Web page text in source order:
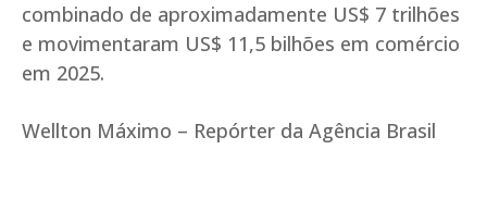
combinado de aproximadamente US$ 7 trilhões
e movimentaram US$ 11,5 bilhões em comércio
em 2025.
Wellton Máximo – Repórter da Agência Brasil